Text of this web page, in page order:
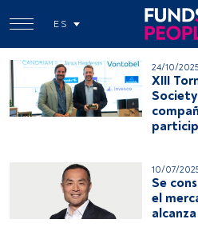
ES
24/10/2025
XIII
10/07/
Se
el